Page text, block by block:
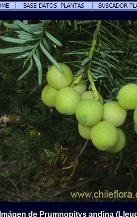
de Prumnopitys andina